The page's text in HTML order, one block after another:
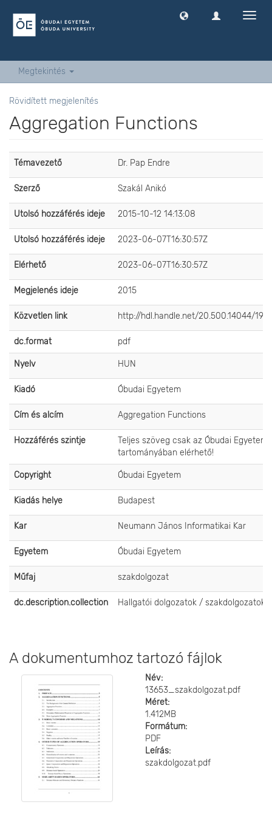
Megtekintés
Rövidített megjelenítés
Aggregation Functions
Témavezető Dr. Pap Endre
Szerző Szakál Anikó
Utolsó hozzáférés ideje 2015-10-12 14:13:08
Utolsó hozzáférés ideje 2023-06-07T16:30:57Z
Elérhető 2023-06-07T16:30:57Z
Megjelenés ideje 2015
Közvetlen link http://hdl.handle.net/20.500.14044/
dc.format pdf
Nyelv HUN
Kiadó Óbudai Egyetem
Cím és alcím Aggregation Functions
Hozzáférés szintje
Teljes szöveg csak az Óbudai Egyetem
tartományában elérhető!
Copyright Óbudai Egyetem
Kiadás helye Budapest
Kar Neumann János Informatikai Kar
Egyetem Óbudai Egyetem
Műfaj szakdolgozat
dc.description.collection Hallgatói dolgozatok / szakdolgozatok
A dokumentumhoz tartozó fájlok
Név:
13653_szakdolgozat.pdf
Méret:
1.412MB
Formátum:
PDF
Leírás:
szakdolgozat.pdf